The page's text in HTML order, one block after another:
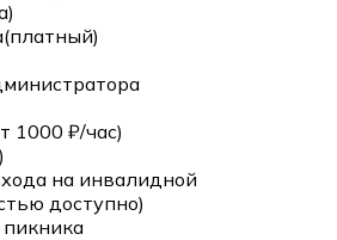
1000 ₽/час)
на инвалидной
доступно)